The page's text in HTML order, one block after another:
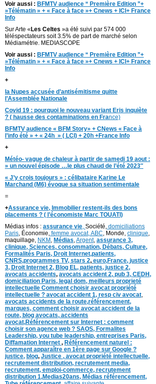
Voir aussi : BFMTV audience “ Première Edition ”+
»Télématin » + « Face à face »+ Cnews + lCI+ France
Info
Sur Arte « Les Celtes »a été suivi par 574 000
téléspectateurs soit 3.5% de part de marché selon
Médiamétrie. MEDIASCOPE
Voir aussi : BFMTV audience “ Première Edition ”+
»Télématin » + « Face à face »+ Cnews + lCI+ France
Info
+
la Nupes accusée d’antisémitisme quitte
l’Assemblée Nationale
Covid 19 : pourquoi le nouveau variant Eris inquiète
? ( hausse des contaminations en France)
BFMTV audience « BFM Story» + CNews « Face à
l’info été » + « 24h » ( LCI) + 20h +France Info
+
Météo- vague de chaleur à partir de samedi 19 aout :
» un nouvel épisode …le plus chaud de l’été 2023″
« J’y crois toujours » : célibataire Karine Le
Marchand (M6) évoque sa situation sentimentale
=
+Assurance vie, Immobilier restent-ils des bons
placements ? ( l’économiste Marc TOUATI)
Médias infos : assurance vie, Société, domiciliations
Paris, Économie, femme avocat,ABC, Monde, clinique,
maquillage, NKM , Médias,Argent, assurance 3,
clinique, Sciences, consommation, Débats, Culture,
Formalités Paris, Droit Internet,patients,
CNRS,programmes TV, stars 2, euro,France, justice
3, Droit Internet 2, Blog EL, patients, justice 2,
avocats accidents, avocats accident 2, pub 3, CEDH,
domiciliation Paris, legal dom, meilleurs proprieté
intellectuelle Comment choisir avocat propriété
intellectuelle ? avocat accident 1, resp civ avocat,
avocats accidents de la route,référencement,
marques, comment choisir avocat accident de la
route, blog avocats, accidents
avocat,Référencement sur Internet : comment
choisir son agence web ? SAOS, Formalites
Leadership, you tube leadership, entreprises Paris,
Diffamation Internet , Référencement naturel :
Comment apparaître en 1ère page sur Google ?
justice, blog, Justice , avocat propriété intellectuelle,
recrutement distribution, recrutement media,
recrutement, emploi-commerce, recrutement
distribution 1,Medias20ans, Médias référencement,